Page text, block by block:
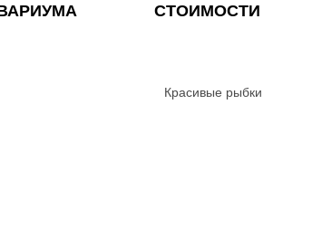
СТОИМОСТИ